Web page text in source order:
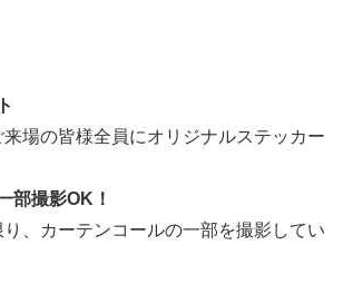
場の皆様全員にオリジナルステッカー
部撮影OK！
、カーテンコールの一部を撮影してい